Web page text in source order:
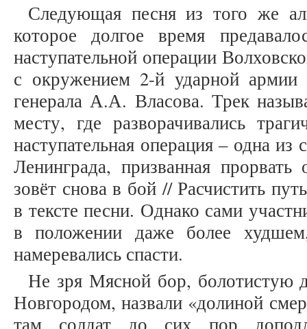
Следующая песня из того же
которое долгое время
наступательной операции
с окружением 2-й ударной
генерала А.А. Власова. Трек
месту, где разворачивались
наступательная операция – одна
Ленинграда, призванная
зовёт снова в бой // Расчистить
в тексте песни. Однако сами
в положении даже более
намеревались спасти.
Не зря Мясной бор, болотистую
Новгородом, назвали «долиной